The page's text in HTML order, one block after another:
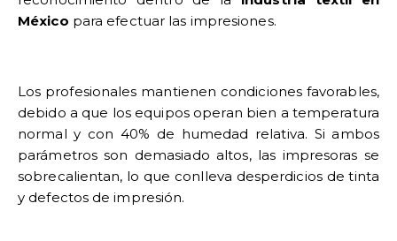
México para efectuar las impresiones.
Los profesionales mantienen condiciones favorables,
debido a que los equipos operan bien a temperatura
normal y con 40% de humedad relativa. Si ambos
parámetros son demasiado altos, las impresoras se
sobrecalientan, lo que conlleva desperdicios de tinta
y defectos de impresión.